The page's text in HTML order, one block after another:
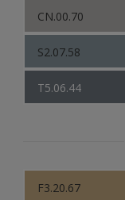
CN.00.70
S2.07.58
T5.06.44
F3.20.67